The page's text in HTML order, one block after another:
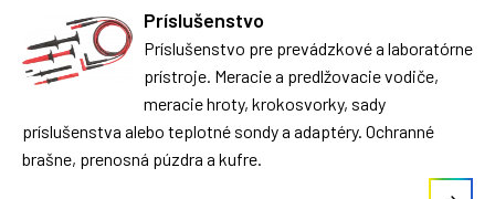
Príslušenstvo
Príslušenstvo pre prevádzkové a laboratórne
prístroje. Meracie a predlžovacie vodiče,
meracie hroty, krokosvorky, sady
príslušenstva alebo teplotné sondy a adaptéry. Ochranné
brašne, prenosná púzdra a kufre.